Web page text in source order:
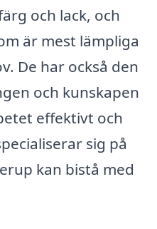
och lack, och
är mest lämpliga
De har också den
och kunskapen
effektivt och
sig på
kan bistå med